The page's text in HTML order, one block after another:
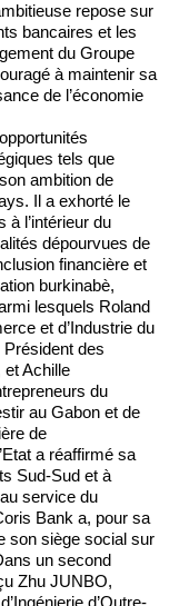
repose sur
bancaires et les
du Groupe
à maintenir sa
de l’économie
tels que
ambition de
Il a exhorté le
l’intérieur du
dépourvues de
financière et
burkinabè,
lesquels Roland
et d’Industrie du
des
Achille
du
au Gabon et de
de
a réaffirmé sa
Sud-Sud et à
service du
Bank a, pour sa
son siège social sur
un second
Zhu JUNBO,
d’Outre-